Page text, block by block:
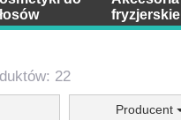
fryzjerskie
22
Producent